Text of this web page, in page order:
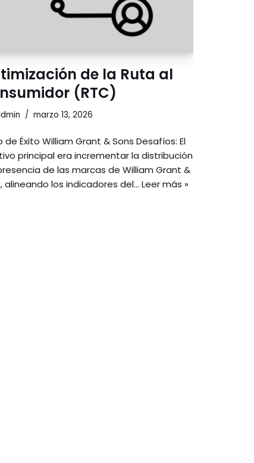
de la Ruta al
(RTC)
marzo 13, 2026
de Éxito William Grant & Sons Desafíos: El
principal era incrementar la distribución
de las marcas de William Grant &
alineando los indicadores del… Leer más »